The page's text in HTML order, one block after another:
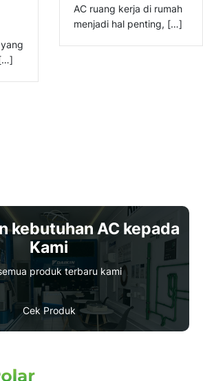
AC ruang kerja di rumah
menjadi hal penting, […]
kebutuhan AC kepada
Kami
produk terbaru kami
Cek Produk